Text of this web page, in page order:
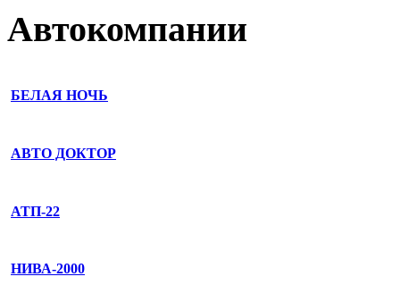
Автокомпании
БЕЛАЯ НОЧЬ
АВТО ДОКТОР
АТП-22
НИВА-2000